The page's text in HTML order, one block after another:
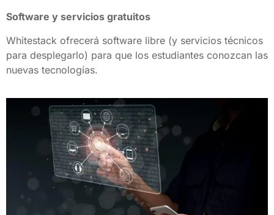
Software y servicios gratuitos
Whitestack ofrecerá software libre (y servicios técnicos
para desplegarlo) para que los estudiantes conozcan las
nuevas tecnologías.